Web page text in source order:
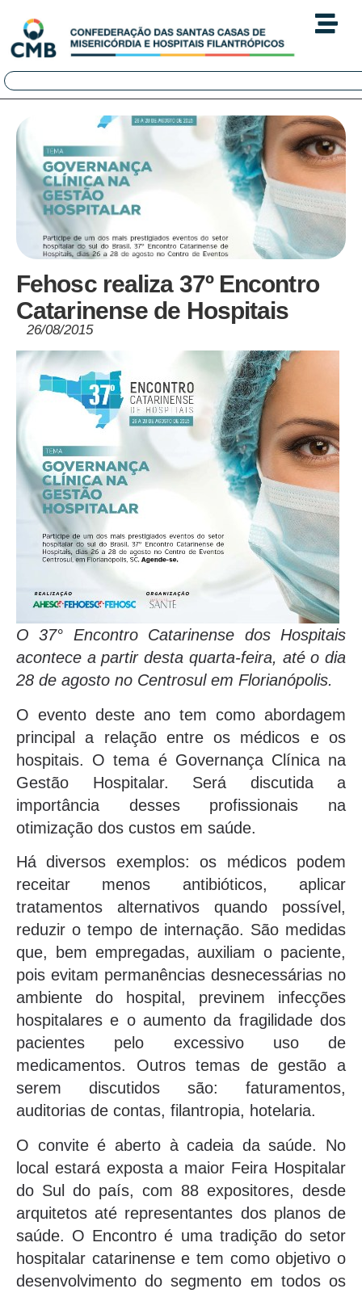
Fehosc realiza 37º Encontro
Catarinense de Hospitais
26/08/2015
O 37° Encontro Catarinense dos Hospitais
acontece a partir desta quarta-feira, até o dia
28 de agosto no Centrosul em Florianópolis.
O evento deste ano tem como abordagem
principal a relação entre os médicos e os
hospitais. O tema é Governança Clínica na
Gestão Hospitalar. Será discutida a
importância desses profissionais na
otimização dos custos em saúde.
Há diversos exemplos: os médicos podem
receitar menos antibióticos, aplicar
tratamentos alternativos quando possível,
reduzir o tempo de internação. São medidas
que, bem empregadas, auxiliam o paciente,
pois evitam permanências desnecessárias no
ambiente do hospital, previnem infecções
hospitalares e o aumento da fragilidade dos
pacientes pelo excessivo uso de
medicamentos. Outros temas de gestão a
serem discutidos são: faturamentos,
auditorias de contas, filantropia, hotelaria.
O convite é aberto à cadeia da saúde. No
local estará exposta a maior Feira Hospitalar
do Sul do país, com 88 expositores, desde
arquitetos até representantes dos planos de
saúde. O Encontro é uma tradição do setor
hospitalar catarinense e tem como objetivo o
desenvolvimento do segmento em todos os